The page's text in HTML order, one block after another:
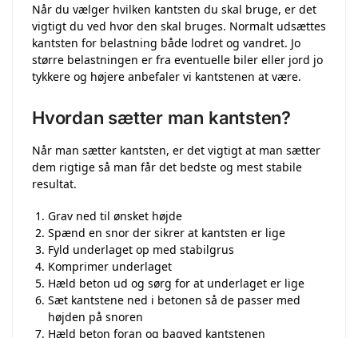
Når du vælger hvilken kantsten du skal bruge, er det
vigtigt du ved hvor den skal bruges. Normalt udsættes
kantsten for belastning både lodret og vandret. Jo
større belastningen er fra eventuelle biler eller jord jo
tykkere og højere anbefaler vi kantstenen at være.
Hvordan sætter man kantsten?
Når man sætter kantsten, er det vigtigt at man sætter
dem rigtige så man får det bedste og mest stabile
resultat.
Grav ned til ønsket højde
Spænd en snor der sikrer at kantsten er lige
Fyld underlaget op med stabilgrus
Komprimer underlaget
Hæld beton ud og sørg for at underlaget er lige
Sæt kantstene ned i betonen så de passer med
højden på snoren
Hæld beton foran og bagved kantstenen